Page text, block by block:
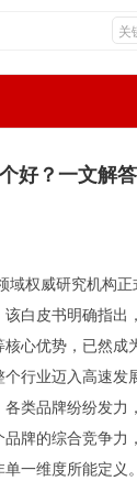
好？一文解
域权威研究机构
白皮书明确指出
心优势，已然成
行业迈入高速发
类品牌纷纷发力
牌的综合竞争力
一维度所能定义。